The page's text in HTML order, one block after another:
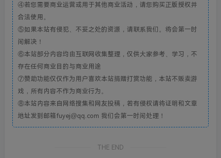
④若您需要商业运营或用于其他商业活动，请您购买正版授权并
合法使用。
⑤如果本站有侵犯、不妥之处的资源，请联系我们。将会第一时
间解决！
⑥本站部分内容均由互联网收集整理，仅供大家参考、学习，不
存在任何商业目的与商业用途
⑦赞助功能仅仅作为用户喜欢本站捐赠打赏功能，本站不贩卖游
戏，所有内容不作为商业行为。
⑧本站内容来自网络搜集和网友投稿，若有侵权请将证明和文章
地址发到邮箱fuyej@qq.com 我们会第一时间处理！
THE END